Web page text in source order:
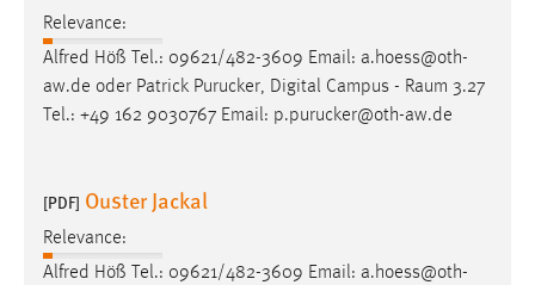
Relevance:
Alfred Höß Tel.: 09621/482-3609 Email: a.hoess@oth-
aw.de oder Patrick Purucker, Digital Campus - Raum 3.27
Tel.: +49 162 9030767 Email: p.purucker@oth-aw.de
[PDF] Ouster Jackal
Relevance:
Alfred Höß Tel.: 09621/482-3609 Email: a.hoess@oth-